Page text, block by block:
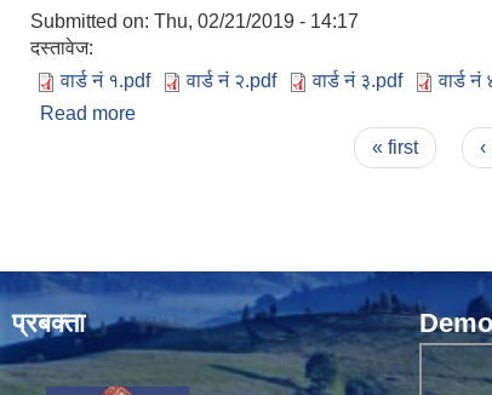
Submitted on: Thu, 02/21/2019 - 14:17
दस्तावेज:
वार्ड नं १.pdf
वार्ड नं २.pdf वार्ड नं ३.pdf वार्ड नं
Read more
« first
प्रबक्ता